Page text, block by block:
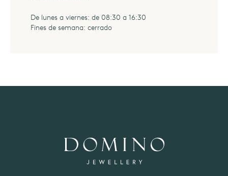
De lunes a viernes: de 08:30 a 16:30
Fines de semana: cerrado